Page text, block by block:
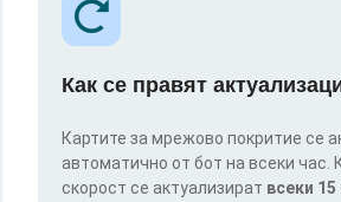
Как се правят
Картите за мрежово покритие се
автоматично от бот на всеки час.
скорост се актуализират всеки